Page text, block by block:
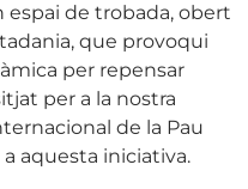
de trobada, obert
que provoqui
per repensar
per a la nostra
de la Pau
aquesta iniciativa.